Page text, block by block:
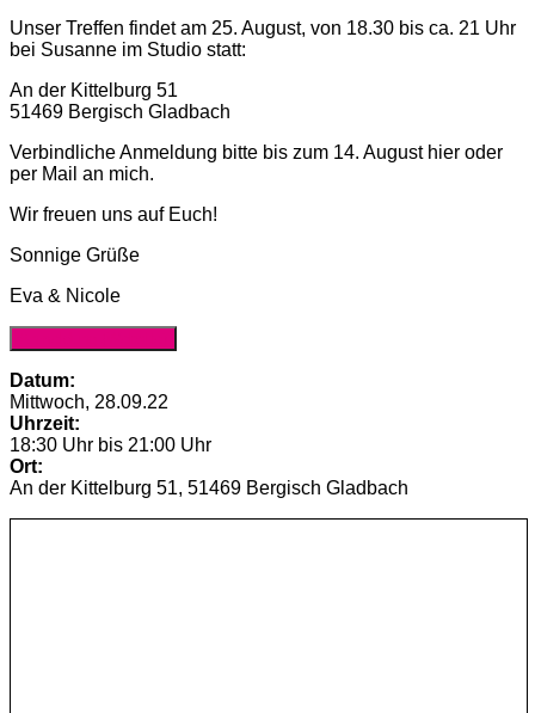
Unser Treffen findet am 25. August, von 18.30 bis ca. 21 Uhr
bei Susanne im Studio statt:
An der Kittelburg 51
51469 Bergisch Gladbach
Verbindliche Anmeldung bitte bis zum 14. August hier oder
per Mail an mich.
Wir freuen uns auf Euch!
Sonnige Grüße
Eva & Nicole
Datum:
Mittwoch, 28.09.22
Uhrzeit:
18:30 Uhr bis 21:00 Uhr
Ort:
An der Kittelburg 51, 51469 Bergisch Gladbach